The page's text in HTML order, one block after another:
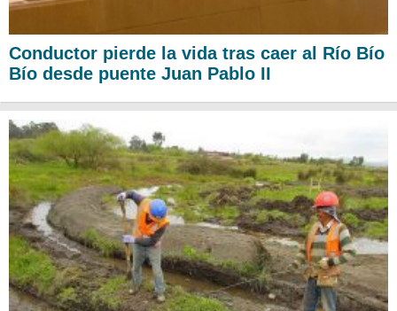
Conductor pierde la vida tras caer al Río Bío
Bío desde puente Juan Pablo II